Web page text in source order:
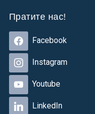
Пратите нас!
Facebook
Instagram
Youtube
LinkedIn